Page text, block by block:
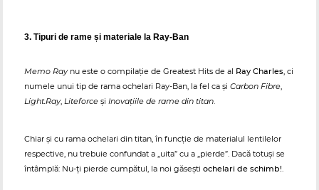
3. Tipuri de rame și materiale la Ray-Ban
Memo Raynu este o compilație de Greatest Hits de al Ray Charles, ci
numele unui tip de rama ochelari Ray-Ban, la fel ca și Carbon Fibre,
Light.Ray, Liteforce și Inovațiile de rame din titan.
Chiar și cu rama ochelari din titan, în funcție de materialul lentilelor
respective, nu trebuie confundat a „uita” cu a „pierde”. Dacă totuși se
întâmplă: Nu-ți pierde cumpătul, la noi găsești ochelari de schimb!.